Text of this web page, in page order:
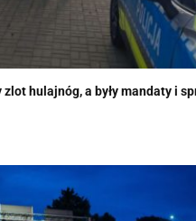
hulajnóg, a były mandaty i